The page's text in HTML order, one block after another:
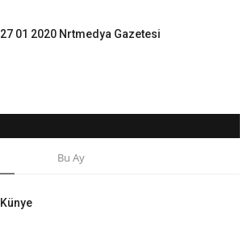
27 01 2020 Nrtmedya Gazetesi
Bu Ay
Künye